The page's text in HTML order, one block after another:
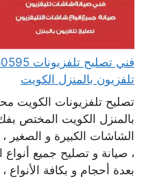
تلفزيون بالمنزل الكويت
تصليح تلفزيونات الكويت
بالمنزل الكويت المختص
الشاشات الكبيرة و الصغير
، صيانة و تصليح جميع
بعدة أحجام و بكافة الأنواع